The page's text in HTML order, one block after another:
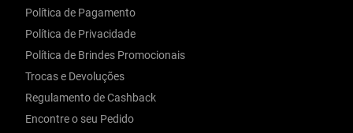
Política de Pagamento
Política de Privacidade
Política de Brindes Promocionais
Trocas e Devoluções
Regulamento de Cashback
Encontre o seu Pedido